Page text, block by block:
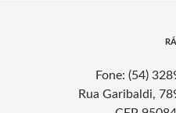
Fone: (54)
Rua Garibaldi,